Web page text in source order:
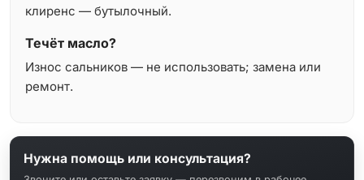
клиренс — бутылочный.
Течёт масло?
Износ сальников — не использовать; замена или
ремонт.
Нужна помощь или консультация?